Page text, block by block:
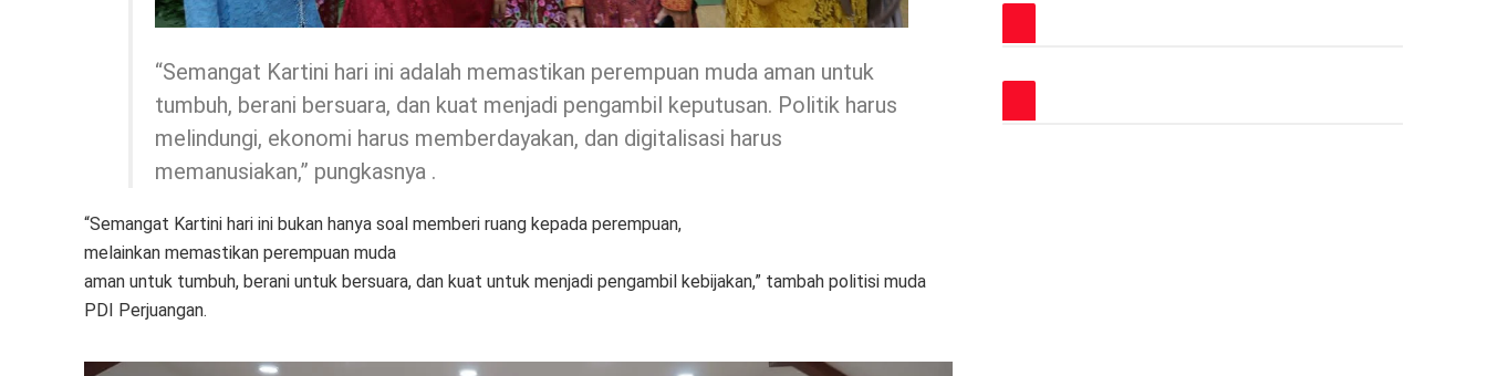
“Semangat Kartini hari ini adalah memastikan perempuan muda aman untuk
tumbuh, berani bersuara, dan kuat menjadi pengambil keputusan. Politik harus
melindungi, ekonomi harus memberdayakan, dan digitalisasi harus
memanusiakan,” pungkasnya .
“Semangat Kartini hari ini bukan hanya soal memberi ruang kepada perempuan,
melainkan memastikan perempuan muda
aman untuk tumbuh, berani untuk bersuara, dan kuat untuk menjadi pengambil kebijakan,” tambah politisi muda
PDI Perjuangan.